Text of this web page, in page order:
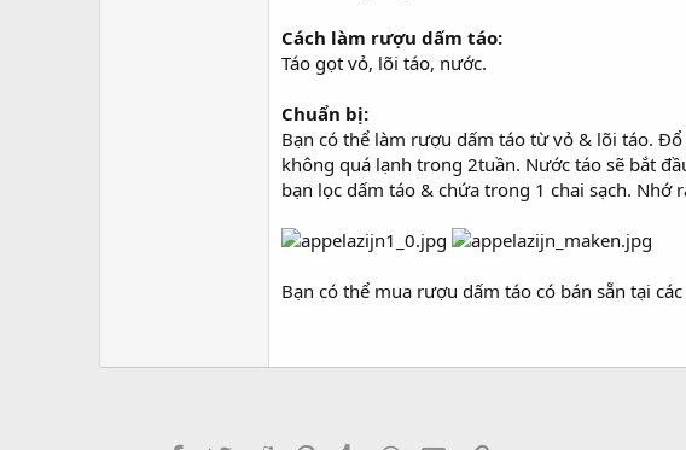
Cách làm rượu dấm táo:
Táo gọt vỏ, lõi táo, nước.
Chuẩn bị:
Bạn có thể làm rượu dấm táo từ vỏ & lõi táo.
không quá lạnh trong 2tuần. Nước táo sẽ bắt
bạn lọc dấm táo & chứa trong 1 chai sạch. Nhớ
Bạn có thể mua rượu dấm táo có bán sẵn tại